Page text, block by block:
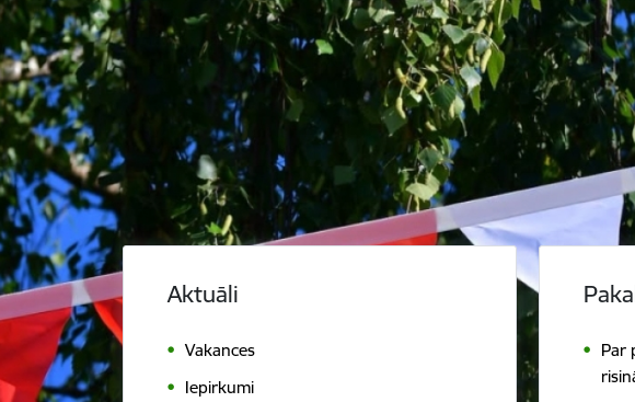
Aktuāli
Vakances
Iepirkumi
Par